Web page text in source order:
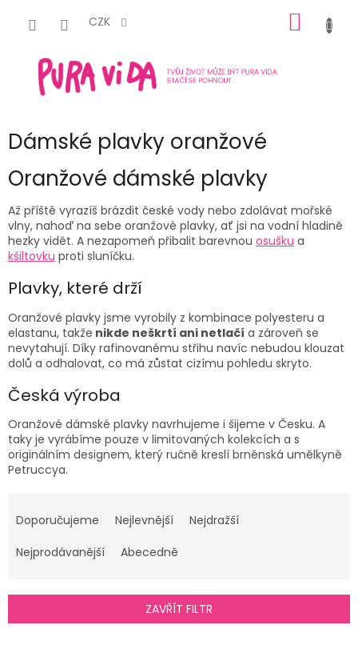
CZK
KOŠÍK
Dámské plavky oranžové
Oranžové dámské plavky
Až příště vyrazíš brázdit české vody nebo zdolávat mořské
vlny, nahoď na sebe oranžové plavky, ať jsi na vodní hladině
hezky vidět. A nezapomeň přibalit barevnou osušku a
kšiltovku proti sluníčku.
Plavky, které drží
Oranžové plavky jsme vyrobily z kombinace polyesteru a
elastanu, takže nikde neškrtí ani netlačí a zároveň se
nevytahují. Díky rafinovanému střihu navíc nebudou klouzat
dolů a odhalovat, co má zůstat cizímu pohledu skryto.
Česká výroba
Oranžové dámské plavky navrhujeme i šijeme v Česku. A
taky je vyrábíme pouze v limitovaných kolekcích a s
originálním designem, který ručně kreslí brněnská umělkyně
Petruccya.
a
e
í
r
Doporučujeme Nejlevnější
Nejdražší
Nejprodávanější
Abecedně
ZAVŘÍT FILTR